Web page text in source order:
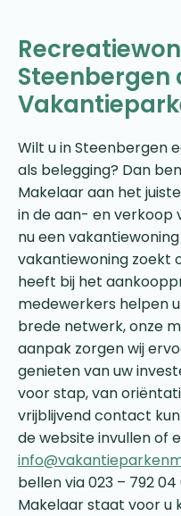
Steenbergen
Wilt u in Steenbergen
als belegging? Dan
Makelaar aan het
in de aan- en verkoop
nu een
vakantiewoning zoekt
heeft bij het
medewerkers helpen
brede netwerk, onze
aanpak zorgen wij
genieten van uw
voor stap, van
vrijblijvend contact
de website invullen of
bellen via 023 – 792
Makelaar staat voor u